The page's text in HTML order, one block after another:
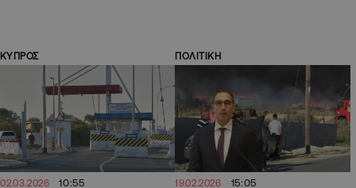
ΚΥΠΡΟΣ
02.03.2026 10:55
ΠΟΛΙΤΙΚΗ
19.02.2026 15:05